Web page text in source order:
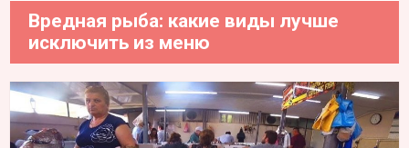
Вредная рыба: какие виды лучше
исключить из меню